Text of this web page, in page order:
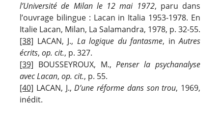
l’Université de Milan le 12 mai 1972, paru dans
l’ouvrage bilingue : Lacan in Italia 1953-1978. En
Italie Lacan, Milan, La Salamandra, 1978, p. 32-55.
[38] LACAN, J., La logique du fantasme, inAutres
écrits, op. cit., p. 327.
[39] BOUSSEYROUX, M.,Penser la psychanalyse
avec Lacan, op. cit., p. 55.
[40] LACAN, J.,D’une réforme dans son trou, 1969,
inédit.